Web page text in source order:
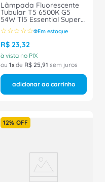
Lâmpada Fluorescente
Tubular T5 6500K G5
54W Tl5 Essential Super
86 TL5-54W-ESS/865
Philips
☆☆☆☆☆ Em estoque
R$ 23,32
à vista no PIX
ou 1 de R$ 25,91 sem juros
adicionar ao carrinho
12% OFF